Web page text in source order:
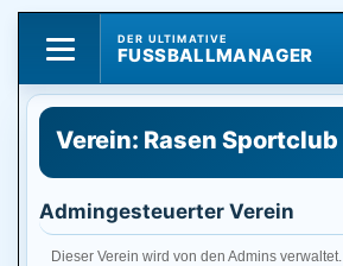
DER ULTIMATIVE
FUSSBALLMANAGER
Verein: Rasen Sportclub
Admingesteuerter Verein
Dieser Verein wird von den Admins verwaltet.